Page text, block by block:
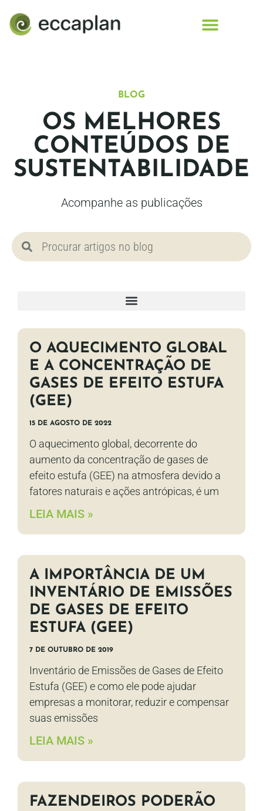
BLOG
OS MELHORES
CONTEÚDOS DE
SUSTENTABILIDADE
Acompanhe as publicações
O AQUECIMENTO GLOBAL
E A CONCENTRAÇÃO DE
GASES DE EFEITO ESTUFA
(GEE)
15 DE AGOSTO DE 2022
O aquecimento global, decorrente do
aumento da concentração de gases de
efeito estufa (GEE) na atmosfera devido a
fatores naturais e ações antrópicas, é um
LEIA MAIS »
A IMPORTÂNCIA DE UM
INVENTÁRIO DE EMISSÕES
DE GASES DE EFEITO
ESTUFA (GEE)
7 DE OUTUBRO DE 2019
Inventário de Emissões de Gases de Efeito
Estufa (GEE) e como ele pode ajudar
empresas a monitorar, reduzir e compensar
suas emissões
LEIA MAIS »
FAZENDEIROS PODERÃO